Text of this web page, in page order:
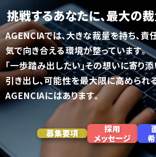
挑戦するあなたに､最大の
AGENCIAでは､大きな裁量を持ち､責
気で向き合える環境が整っています｡
｢一歩踏み出したい｣その想いに寄り
引き出し､可能性を最大限に高められ
AGENCIAにはあります｡
募集要項
採用
メッセージ